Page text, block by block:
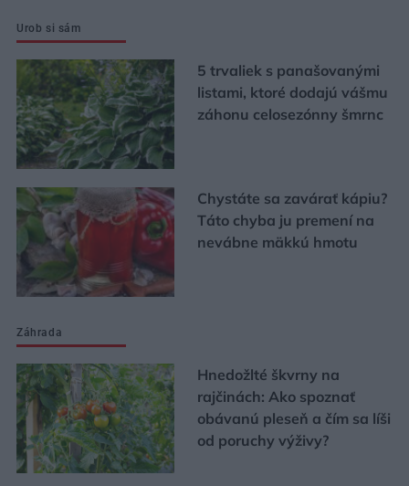
Urob si sám
5 trvaliek s panašovanými
listami, ktoré dodajú vášmu
záhonu celosezónny šmrnc
Chystáte sa zavárať kápiu?
Táto chyba ju premení na
nevábne mäkkú hmotu
Záhrada
Hnedožlté škvrny na
rajčinách: Ako spoznať
obávanú pleseň a čím sa líši
od poruchy výživy?